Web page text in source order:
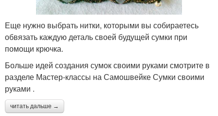
Еще нужно выбрать нитки, которыми вы собираетесь
обвязать каждую деталь своей будущей сумки при
помощи крючка.
Больше идей создания сумок своими руками смотрите в
разделе Мастер-классы на Самошвейке Сумки своими
руками .
читать дальше →